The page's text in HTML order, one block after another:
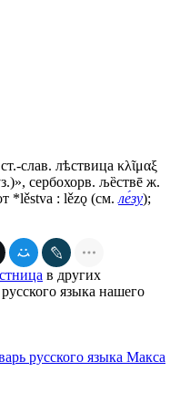
слав. лѣствица κλῖμαξ
сербохорв. љȅствē ж.
*lěstvа : lězǫ (см. ле́зу);
в других
русского языка нашего
русского языка Макса